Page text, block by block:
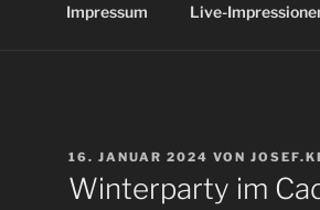
Impressum Live-
VERÖFFENTLICHT
AM
16. JANUAR 2024 VON
Winterparty im